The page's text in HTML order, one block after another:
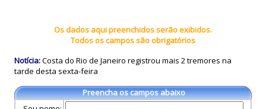
Os dados aqui preenchidos serão exibidos.
Todos os campos são obrigatórios
Notícia:Costa do Rio de Janeiro registrou mais 2 tremores na
tarde desta sexta-feira
Preencha os campos abaixo